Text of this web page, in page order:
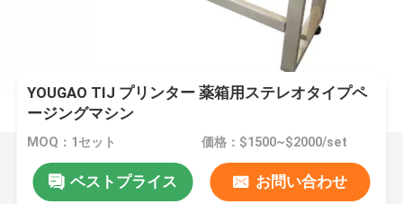
YOUGAO TIJ プリンター 薬箱用ステレオタイプペ
ージングマシン
MOQ：1セット 価格：$1500~$2000/set
ベストプライス お問い合わせ